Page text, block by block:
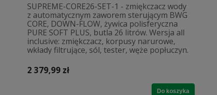
SUPREME-CORE26-SET-1 - zmiękczacz wody
z automatycznym zaworem sterującym BWG
CORE, DOWN-FLOW, żywica polisferyczna
PURE SOFT PLUS, butla 26 litrów. Wersja all
inclusive: zmiękczacz, korpusy narurowe,
wkłady filtrujące, sól, tester, węże popłuczyn.
2 379,99 zł
Do koszyka